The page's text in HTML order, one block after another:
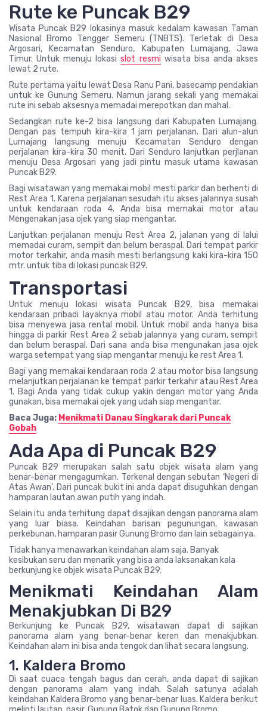
Rute ke Puncak B29
Wisata Puncak B29 lokasinya masuk kedalam kawasan Taman
Nasional Bromo Tengger Semeru (TNBTS). Terletak di Desa
Argosari, Kecamatan Senduro, Kabupaten Lumajang, Jawa
Timur. Untuk menuju lokasislot resmi wisata bisa anda akses
lewat 2 rute.
Rute pertama yaitu lewat Desa Ranu Pani, basecamp pendakian
untuk ke Gunung Semeru. Namun jarang sekali yang memakai
rute ini sebab aksesnya memadai merepotkan dan mahal.
Sedangkan rute ke-2 bisa langsung dari Kabupaten Lumajang.
Dengan pas tempuh kira-kira 1 jam perjalanan. Dari alun-alun
Lumajang langsung menuju Kecamatan Senduro dengan
perjalanan kira-kira 30 menit. Dari Senduro lanjutkan perjlanan
menuju Desa Argosari yang jadi pintu masuk utama kawasan
Puncak B29.
Bagi wisatawan yang memakai mobil mesti parkir dan berhenti di
Rest Area 1. Karena perjalanan sesudah itu akses jalannya susah
untuk kendaraan roda 4. Anda bisa memakai motor atau
Mengenakan jasa ojek yang siap mengantar.
Lanjutkan perjalanan menuju Rest Area 2, jalanan yang di lalui
memadai curam, sempit dan belum beraspal. Dari tempat parkir
motor terkahir, anda masih mesti berlangsung kaki kira-kira 150
mtr. untuk tiba di lokasi puncak B29.
Transportasi
Untuk menuju lokasi wisata Puncak B29, bisa memakai
kendaraan pribadi layaknya mobil atau motor. Anda terhitung
bisa menyewa jasa rental mobil. Untuk mobil anda hanya bisa
hingga di parkir Rest Area 2 sebab jalannya yang curam, sempit
dan belum beraspal. Dari sana anda bisa mengunakan jasa ojek
warga setempat yang siap mengantar menuju ke rest Area 1.
Bagi yang memakai kendaraan roda 2 atau motor bisa langsung
melanjutkan perjalanan ke tempat parkir terkahir atau Rest Area
1. Bagi Anda yang tidak cukup yakin dengan motor yang Anda
gunakan, bisa memakai ojek yang udah siap mengantar.
Baca Juga: Menikmati Danau Singkarak dari Puncak
Gobah
Ada Apa di Puncak B29
Puncak B29 merupakan salah satu objek wisata alam yang
benar-benar mengagumkan. Terkenal dengan sebutan ‘Negeri di
Atas Awan’. Dari puncak bukit ini anda dapat disuguhkan dengan
hamparan lautan awan putih yang indah.
Selain itu anda terhitung dapat disajikan dengan panorama alam
yang luar biasa. Keindahan barisan pegunungan, kawasan
perkebunan, hamparan pasir Gunung Bromo dan lain sebagainya.
Tidak hanya menawarkan keindahan alam saja. Banyak
kesibukan seru dan menarik yang bisa anda laksanakan kala
berkunjung ke objek wisata Puncak B29.
Menikmati Keindahan Alam
Menakjubkan Di B29
Berkunjung ke Puncak B29, wisatawan dapat di sajikan
panorama alam yang benar-benar keren dan menakjubkan.
Keindahan alam ini bisa anda tengok dan lihat secara langsung.
1. Kaldera Bromo
Di saat cuaca tengah bagus dan cerah, anda dapat di sajikan
dengan panorama alam yang indah. Salah satunya adalah
keindahan Kaldera Bromo yang benar-benar luas. Kaldera berikut